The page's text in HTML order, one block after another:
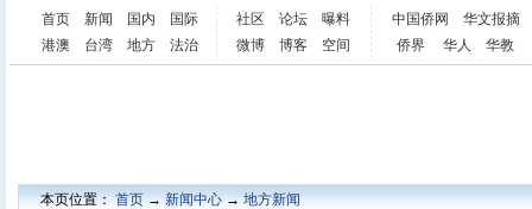
首页 新闻 国内
国际
港澳
台湾 地方 法治
社区 论坛
曝料
微博
博客 空间
中国侨网
华文报摘
侨界
华人 华教
本页位置：首页→新闻中心→地方新闻